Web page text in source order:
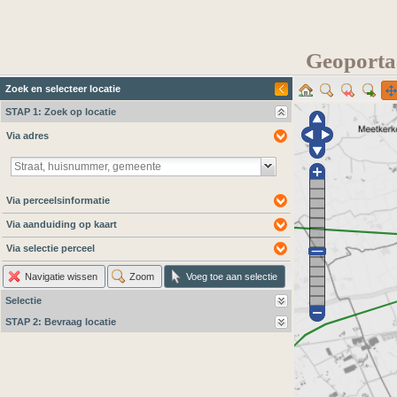
Zoek en selecteer locatie
STAP 1: Zoek op locatie
Via adres
Via perceelsinformatie
Via aanduiding op kaart
Via selectie perceel
Navigatie wissen Zoom Voeg toe aan selectie
Selectie
STAP 2: Bevraag locatie